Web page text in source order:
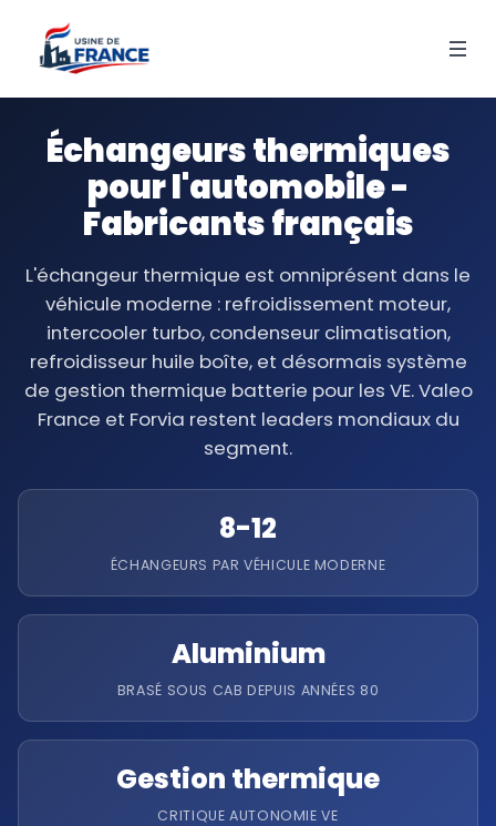
Échangeurs thermiques
pour l'automobile -
Fabricants français
L'échangeur thermique est omniprésent dans le
véhicule moderne : refroidissement moteur,
intercooler turbo, condenseur climatisation,
refroidisseur huile boîte, et désormais système
de gestion thermique batterie pour les VE. Valeo
France et Forvia restent leaders mondiaux du
segment.
8-12
ÉCHANGEURS PAR VÉHICULE MODERNE
Aluminium
BRASÉ SOUS CAB DEPUIS ANNÉES 80
Gestion thermique
CRITIQUE AUTONOMIE VE